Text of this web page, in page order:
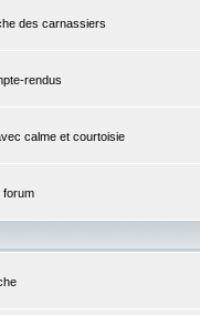
des carnassiers
rendus
calme et courtoisie
forum